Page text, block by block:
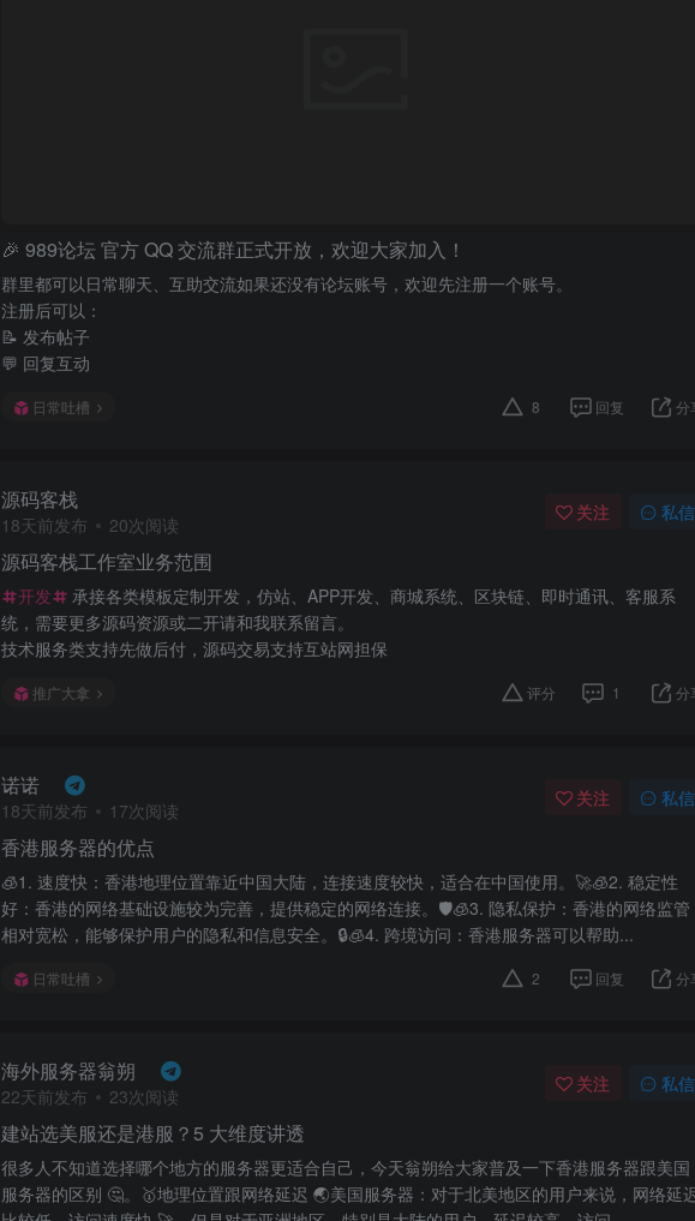
🎉 989论坛 官方 QQ 交流群正式开放，欢迎大家加入！
群里都可以日常聊天、互助交流如果还没有论坛账号，欢迎先注册一个账号。
注册后可以：
📝 发布帖子
💬 回复互动
日常吐槽 8 回复 分
源码客栈
18天前发布 20次阅读
关注 私信
源码客栈工作室业务范围
开发
承接各类模板定制开发，仿站、APP开发、商城系统、区块链、即时通讯、客服系
统，需要更多源码资源或二开请和我联系留言。
技术服务类支持先做后付，源码交易支持互站网担保
推广大拿 评分 1 分
诺诺
18天前发布 17次阅读
关注 私信
香港服务器的优点
🧊1. 速度快：香港地理位置靠近中国大陆，连接速度较快，适合在中国使用。🚀🧊2. 稳定性
好：香港的网络基础设施较为完善，提供稳定的网络连接。🛡🧊3. 隐私保护：香港的网络监管
相对宽松，能够保护用户的隐私和信息安全。🔒🧊4. 跨境访问：香港服务器可以帮助...
日常吐槽 2 回复 分
海外服务器翁朔
22天前发布 23次阅读
关注 私信
建站选美服还是港服？5 大维度讲透
很多人不知道选择哪个地方的服务器更适合自己，今天翁朔给大家普及一下香港服务器跟美国
服务器的区别 🤔。🥇地理位置跟网络延迟 🌏美国服务器：对于北美地区的用户来说，网络延